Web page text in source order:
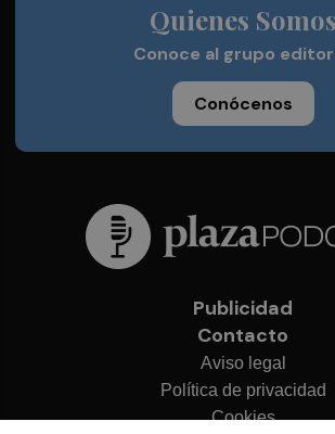
Quienes Somos
Conoce al grupo
Conócenos
Publicidad
Contacto
Aviso legal
Política de privacidad
Cookies